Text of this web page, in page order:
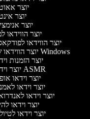
יוצר
יוצר
יוצר
יוצר הווידאו
יוצר הווידאו
יוצר הווידאו של Windows
יוצר הזמנות
יוצר וידאו ASMR
יוצר וידאו
יוצר וידאו
יוצר וידאו
יוצר וידאו
יוצר וידאו